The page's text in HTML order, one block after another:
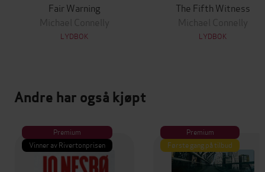
Fair Warning
Michael Connelly
LYDBOK
The Fifth Witness
Michael Connelly
LYDBOK
Andre har også kjøpt
Premium
Vinner av Rivertonprisen
Premium
Første gang på tilbud